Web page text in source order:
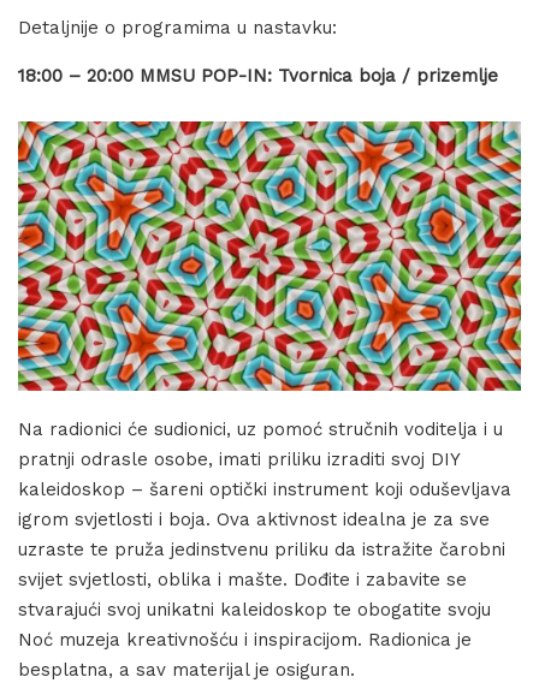
Detaljnije o programima u nastavku:
18:00 – 20:00 MMSU POP-IN: Tvornica boja / prizemlje
Na radionici će sudionici, uz pomoć stručnih voditelja i u
pratnji odrasle osobe, imati priliku izraditi svoj DIY
kaleidoskop – šareni optički instrument koji oduševljava
igrom svjetlosti i boja. Ova aktivnost idealna je za sve
uzraste te pruža jedinstvenu priliku da istražite čarobni
svijet svjetlosti, oblika i mašte. Dođite i zabavite se
stvarajući svoj unikatni kaleidoskop te obogatite svoju
Noć muzeja kreativnošću i inspiracijom. Radionica je
besplatna, a sav materijal je osiguran.